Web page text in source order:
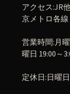
アクセス:JR
京メトロ各線
営業時間:月
曜日 19:00 ～
定休日:日曜日